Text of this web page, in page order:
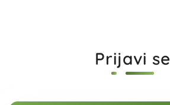
Prijavi se